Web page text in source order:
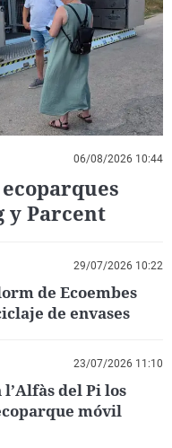
La rosa de los vientos
Gente viajera
Como el perro y el
Caso
Retornados
Equipo de
Operación Viuda
Extremadura
Galicia
La Rioja
Navarra
País Vasco
Virales
Televisión
Elecciones
06/08/2026 10:44
y Parcent
29/07/2026 10:22
de Ecoembes
de envases
23/07/2026 11:10
del Pi los
móvil